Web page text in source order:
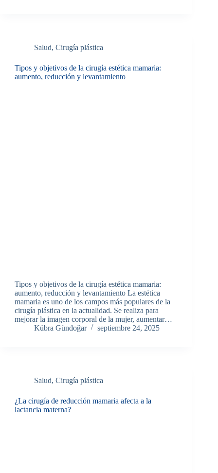
Salud, Cirugía plástica
Tipos y objetivos de la cirugía estética mamaria:
aumento, reducción y levantamiento
Tipos y objetivos de la cirugía estética mamaria:
aumento, reducción y levantamiento La estética
mamaria es uno de los campos más populares de la
cirugía plástica en la actualidad. Se realiza para
mejorar la imagen corporal de la mujer, aumentar…
Kübra Gündoğar
septiembre 24, 2025
Salud, Cirugía plástica
¿La cirugía de reducción mamaria afecta a la
lactancia materna?